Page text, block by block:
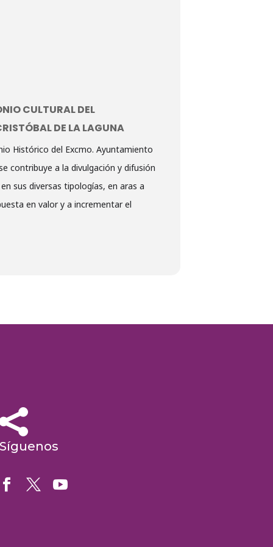
CULTURAL DEL
DE LA LAGUNA
Histórico del Excmo. Ayuntamiento
contribuye a la divulgación y difusión
sus diversas tipologías, en aras a
en valor y a incrementar el
Síguenos